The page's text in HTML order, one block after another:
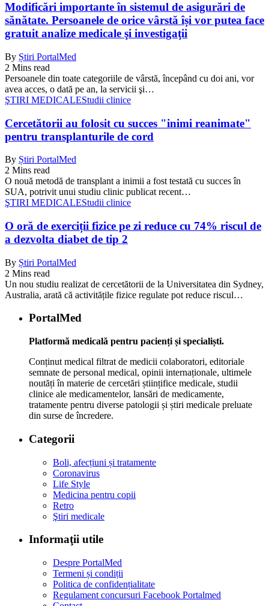
Modificări importante în sistemul de asigurări de
sănătate. Persoanele de orice vârstă își vor putea face
gratuit analize medicale şi investigaţii
By Știri PortalMed
2 Mins read
Persoanele din toate categoriile de vârstă, începând cu doi ani, vor
avea acces, o dată pe an, la servicii şi…
ŞTIRI MEDICALEStudii clinice
Cercetătorii au folosit cu succes "inimi reanimate"
pentru transplanturile de cord
By Știri PortalMed
2 Mins read
O nouă metodă de transplant a inimii a fost testată cu succes în
SUA, potrivit unui studiu clinic publicat recent…
ŞTIRI MEDICALEStudii clinice
O oră de exerciții fizice pe zi reduce cu 74% riscul de
a dezvolta diabet de tip 2
By Știri PortalMed
2 Mins read
Un nou studiu realizat de cercetătorii de la Universitatea din Sydney,
Australia, arată că activitățile fizice regulate pot reduce riscul…
PortalMed
Platformă medicală pentru pacienți și specialiști.
Conținut medical filtrat de medicii colaboratori, editoriale
semnate de personal medical, opinii internaționale, ultimele
noutăți în materie de cercetări științifice medicale, studii
clinice ale medicamentelor, lansări de medicamente,
tratamente pentru diverse patologii și știri medicale preluate
din surse de încredere.
Categorii
Boli, afecțiuni și tratamente
Coronavirus
Life Style
Medicina pentru copii
Retro
Ştiri medicale
Informaţii utile
Despre PortalMed
Termeni și condiții
Politica de confidențialitate
Regulament concursuri Facebook Portalmed